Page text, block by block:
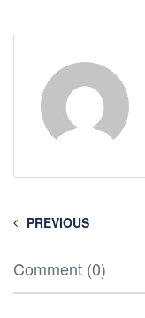
PREVIOUS
Comment (0)